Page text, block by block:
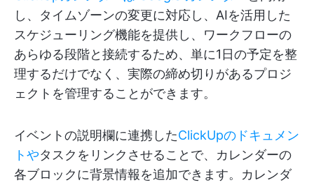
し、タイムゾーンの変更に対応し、AIを活用した
スケジューリング機能を提供し、ワークフローの
あらゆる段階と接続するため、単に1日の予定を整
理するだけでなく、実際の締め切りがあるプロジ
ェクトを管理することができます。
イベントの説明欄に連携したClickUpのドキュメン
トやタスクをリンクさせることで、カレンダーの
各ブロックに背景情報を追加できます。カレンダ